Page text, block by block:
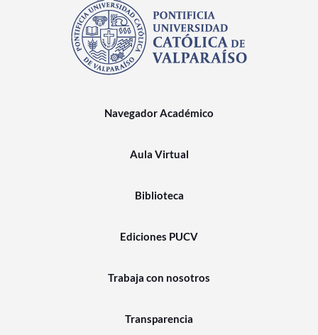
Navegador Académico
Aula Virtual
Biblioteca
Ediciones PUCV
Trabaja con nosotros
Transparencia